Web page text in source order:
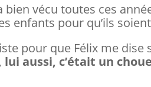
vécu toutes ces
enfants pour qu’ils
pour que Félix me dise
lui aussi, c’était un